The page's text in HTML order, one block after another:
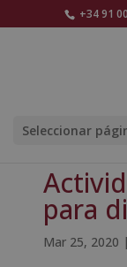
+34 91
Seleccionar
para
Mar 25, 2020 |